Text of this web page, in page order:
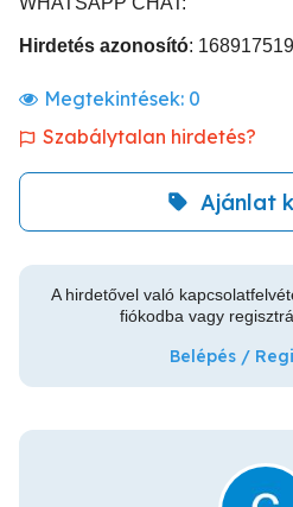
Hirdetés azonosító:
Megtekintések: 0
Szabálytalan hirdetés?
Ajánlat
A hirdetővel való
fiókodba vagy
Belépés /